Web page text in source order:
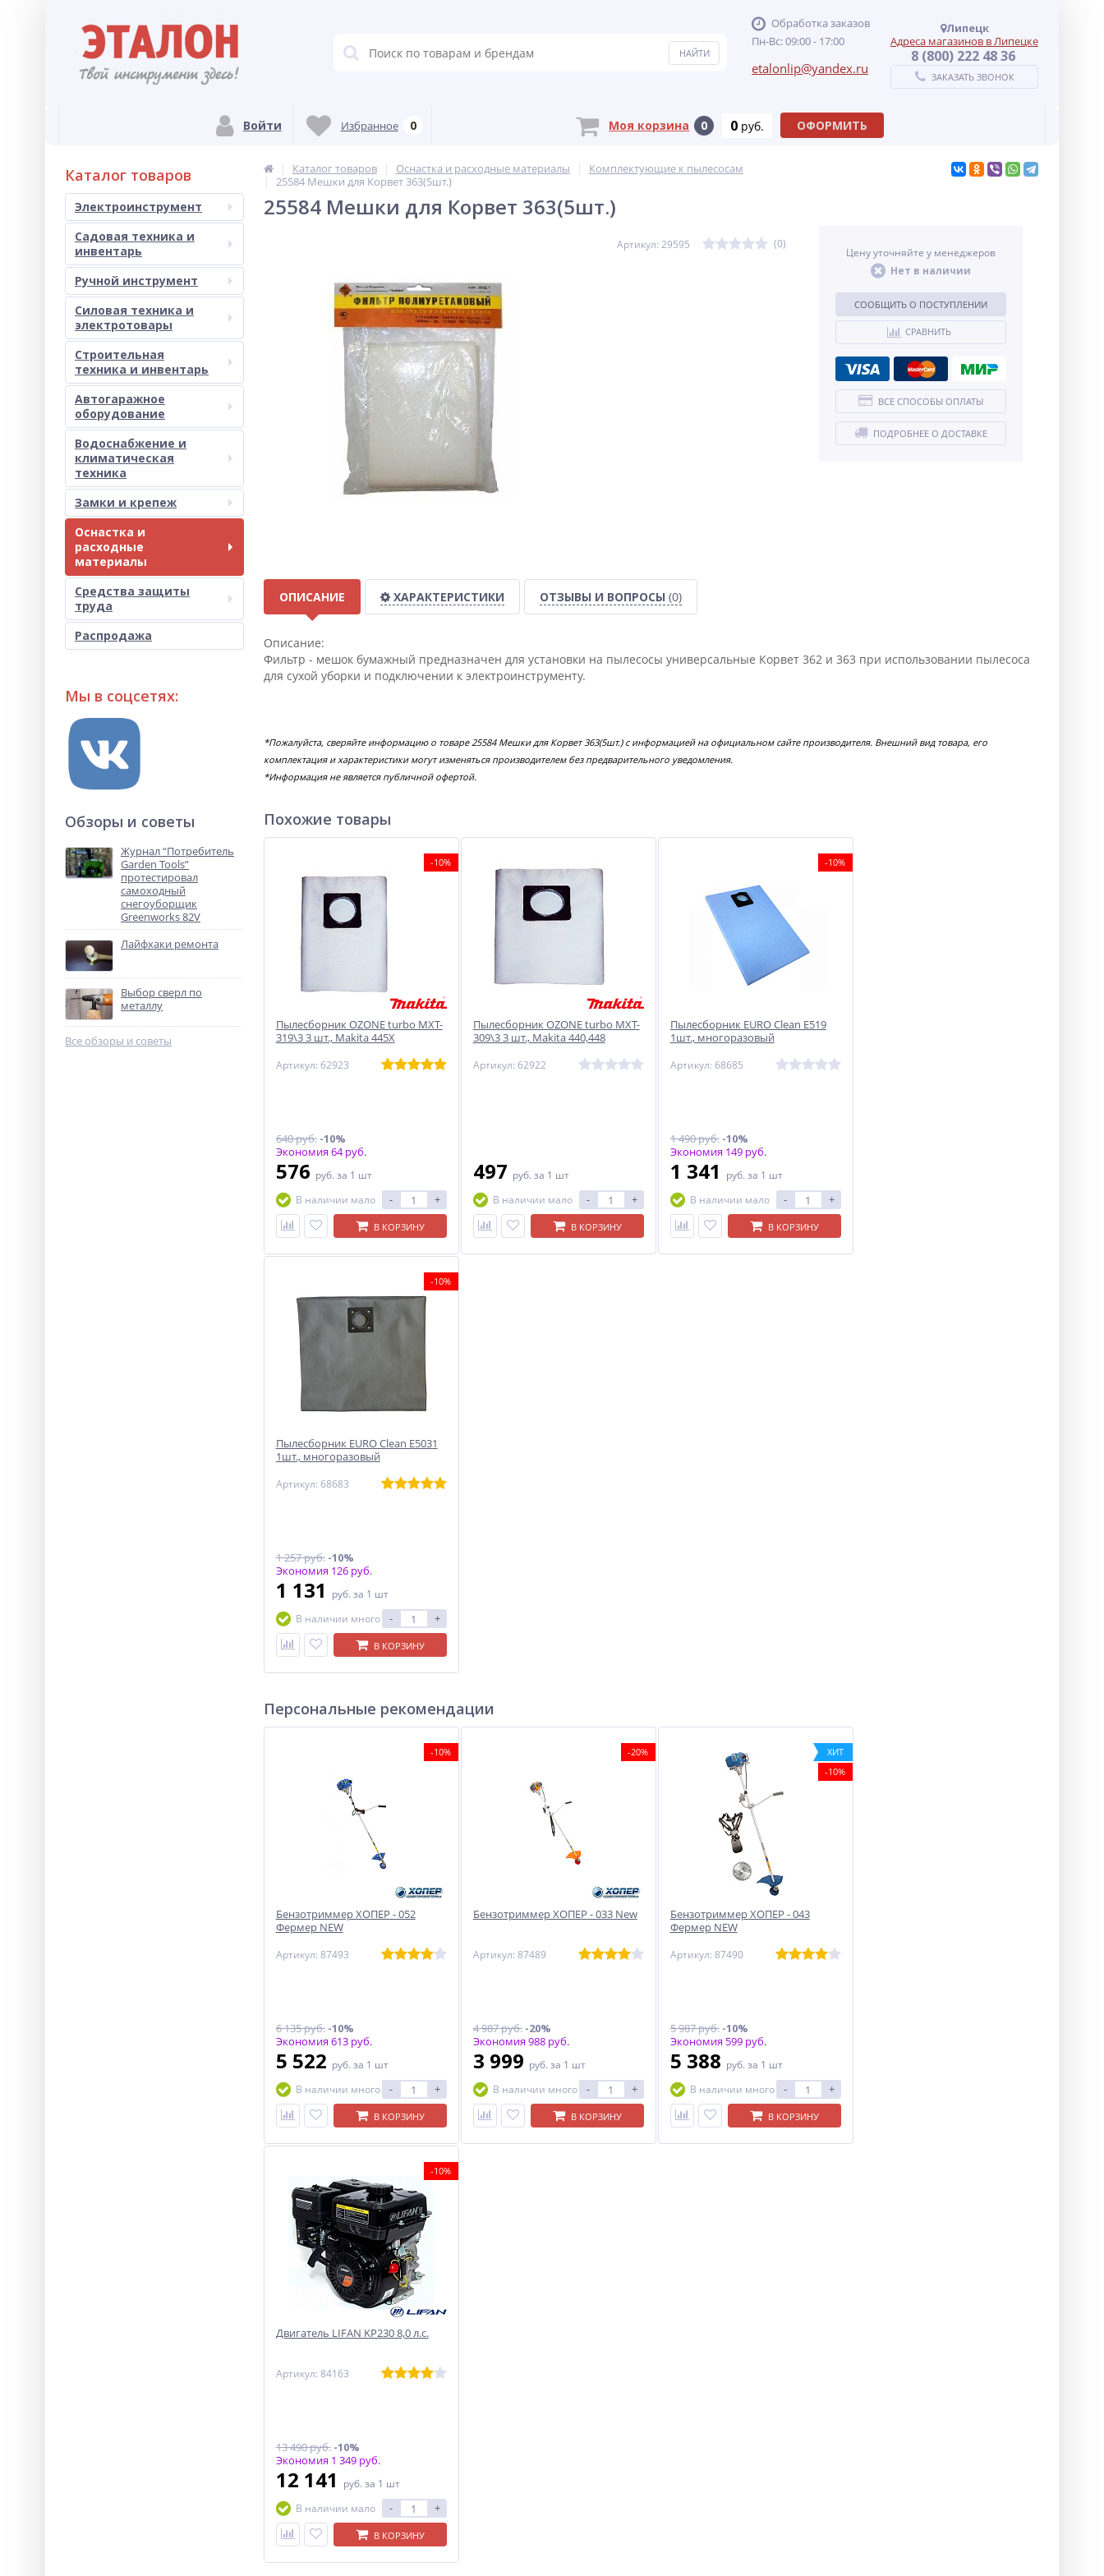
Обработка заказов
Пн-Вс: 09:00 - 17:00
etalonlip@yandex.ru
Липецк
Адреса магазинов в Липецке
8 (800) 222 48 36
ЗАКАЗАТЬ ЗВОНОК
Войти Избранное 0 Моя корзина 0 0 руб. ОФОРМИТЬ
Каталог товаров
Электроинструмент
Садовая техника и
инвентарь
Ручной инструмент
Силовая техника и
электротовары
Строительная
техника и инвентарь
Автогаражное
оборудование
Водоснабжение и
климатическая
техника
Замки и крепеж
Оснастка и
расходные
материалы
Средства защиты
труда
Распродажа
Мы в соцсетях:
Обзоры и советы
Журнал “Потребитель
Garden Tools”
протестировал
самоходный
снегоуборщик
Greenworks 82V
Лайфхаки ремонта
Выбор сверл по
металлу
Все обзоры и советы
Каталог товаров Оснастка и расходные материалы
Комплектующие к пылесосам
25584 Мешки для Корвет 363(5шт.)
25584 Мешки для Корвет 363(5шт.)
Артикул: 29595 (0)
Цену уточняйте у менеджеров
Нет в наличии
СООБЩИТЬ О ПОСТУПЛЕНИИ
СРАВНИТЬ
ВСЕ СПОСОБЫ ОПЛАТЫ
ПОДРОБНЕЕ О ДОСТАВКЕ
ОПИСАНИЕ ХАРАКТЕРИСТИКИ ОТЗЫВЫ И ВОПРОСЫ (0)
Описание:
Фильтр - мешок бумажный предназначен для установки на пылесосы универсальные Корвет 362 и 363 при использовании пылесоса
для сухой уборки и подключении к электроинструменту.
*Пожалуйста, сверяйте информацию о товаре 25584 Мешки для Корвет 363(5шт.) с информацией на официальном сайте производителя. Внешний вид товара, его
комплектация и характеристики могут изменяться производителем без предварительного уведомления.
*Информация не является публичной офертой.
Похожие товары
-10%
Пылесборник OZONE turbo MXT-
319\3 3 шт., Makita 445X
Артикул: 62923
640 руб.-10%
Экономия 64 руб.
576 руб. за 1 шт
В наличии мало
- +
В КОРЗИНУ
Пылесборник OZONE turbo MXT-
309\3 3 шт., Makita 440,448
Артикул: 62922
497 руб. за 1 шт
В наличии мало
- +
В КОРЗИНУ
-10%
Пылесборник EURO Clean E519
1шт., многоразовый
Артикул: 68685
1 490 руб.-10%
Экономия 149 руб.
1 341 руб. за 1 шт
В наличии мало
- +
В КОРЗИНУ
-10%
Пылесборник EURO Clean E5031
1шт., многоразовый
Артикул: 68683
1 257 руб.-10%
Экономия 126 руб.
1 131 руб. за 1 шт
В наличии много
- +
В КОРЗИНУ
Персональные рекомендации
-10%
Бензотриммер ХОПЕР - 052
Фермер NEW
Артикул: 87493
6 135 руб.-10%
Экономия 613 руб.
5 522 руб. за 1 шт
В наличии много
- +
В КОРЗИНУ
-20%
Бензотриммер ХОПЕР - 033 New
Артикул: 87489
4 987 руб.-20%
Экономия 988 руб.
3 999 руб. за 1 шт
В наличии много
- +
В КОРЗИНУ
ХИТ
-10%
Бензотриммер ХОПЕР - 043
Фермер NEW
Артикул: 87490
5 987 руб.-10%
Экономия 599 руб.
5 388 руб. за 1 шт
В наличии много
- +
В КОРЗИНУ
-10%
Двигатель LIFAN KP230 8,0 л.с.
Артикул: 84163
13 490 руб.-10%
Экономия 1 349 руб.
12 141 руб. за 1 шт
В наличии мало
- +
В КОРЗИНУ